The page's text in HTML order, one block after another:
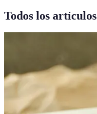
Todos los artículos